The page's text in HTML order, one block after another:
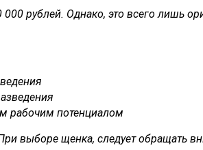
рублей. Однако, это всего лишь
рабочим потенциалом
выборе щенка, следует обращать